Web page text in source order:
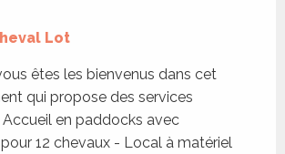
Lot
êtes les bienvenus dans cet
qui propose des services
en paddocks avec
12 chevaux - Local à matériel